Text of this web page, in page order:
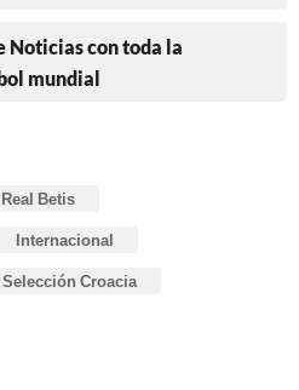
Noticias con toda la
mundial
Real Betis
Internacional
Selección Croacia